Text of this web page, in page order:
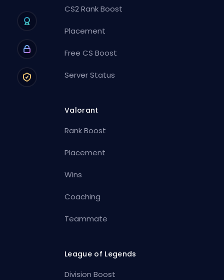
CS2 Rank Boost
Placement
Free CS Boost
Server Status
Valorant
Rank Boost
Placement
Wins
Coaching
Teammate
League of Legends
Division Boost